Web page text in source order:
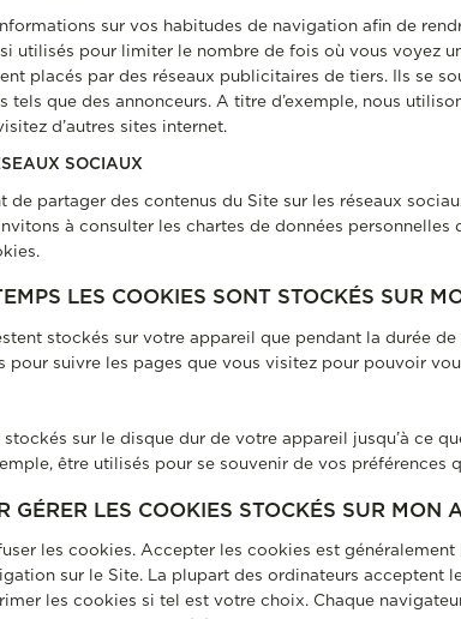
sur vos habitudes de navigation afin de
utilisés pour limiter le nombre de fois où vous voyez
placés par des réseaux publicitaires de tiers. Ils se
tels que des annonceurs. A titre d’exemple, nous
d’autres sites internet.
SOCIAUX
de partager des contenus du Site sur les réseaux
à consulter les chartes de données
LES COOKIES SONT STOCKÉS SUR
stockés sur votre appareil que pendant la durée
pour suivre les pages que vous visitez pour pouvoir
stockés sur le disque dur de votre appareil jusqu’à ce
être utilisés pour se souvenir de vos préférences
GÉRER LES COOKIES STOCKÉS SUR MON
les cookies. Accepter les cookies est
sur le Site. La plupart des ordinateurs acceptent
les cookies si tel est votre choix. Chaque